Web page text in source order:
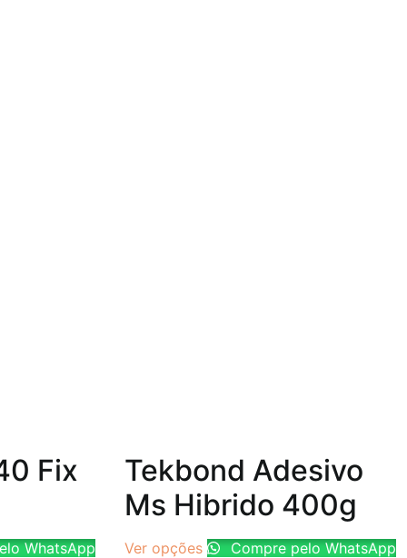
Fix
WhatsApp
Tekbond Adesivo
Ms Hibrido 400g
Ver opções Compre pelo WhatsApp